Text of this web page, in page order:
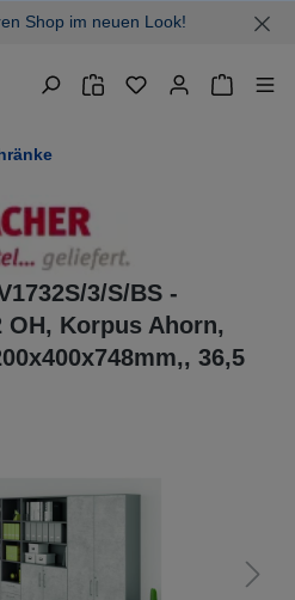
Shop im neuen Look!
3/S/BS -
Korpus Ahorn,
36,5